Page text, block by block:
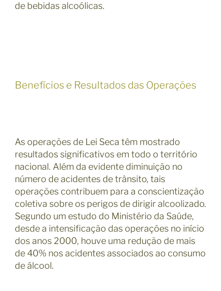
de bebidas alcoólicas.
Benefícios e Resultados das Operações
As operações de Lei Seca têm mostrado
resultados significativos em todo o território
nacional. Além da evidente diminuição no
número de acidentes de trânsito, tais
operações contribuem para a conscientização
coletiva sobre os perigos de dirigir alcoolizado.
Segundo um estudo do Ministério da Saúde,
desde a intensificação das operações no início
dos anos 2000, houve uma redução de mais
de 40% nos acidentes associados ao consumo
de álcool.